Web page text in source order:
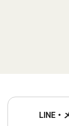
LINE・